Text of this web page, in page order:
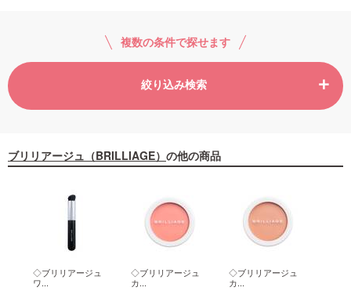
複数の条件で探せます
絞り込み検索
ブリリアージュ（BRILLIAGE） の他の商品
◇ブリリアージュ
ワ...
◇ブリリアージュ
カ...
◇ブリリアージュ
カ...